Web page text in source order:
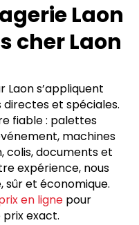
Laon
cher Laon
Laon s’appliquent
et spéciales.
fiable : palettes
machines
colis, documents et
expérience, nous
sûr et économique.
en ligne pour
exact.